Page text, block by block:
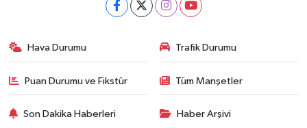
Hava Durumu Trafik Durumu
Puan Durumu ve Fikstür Tüm Manşetler
Son Dakika Haberleri Haber Arşivi